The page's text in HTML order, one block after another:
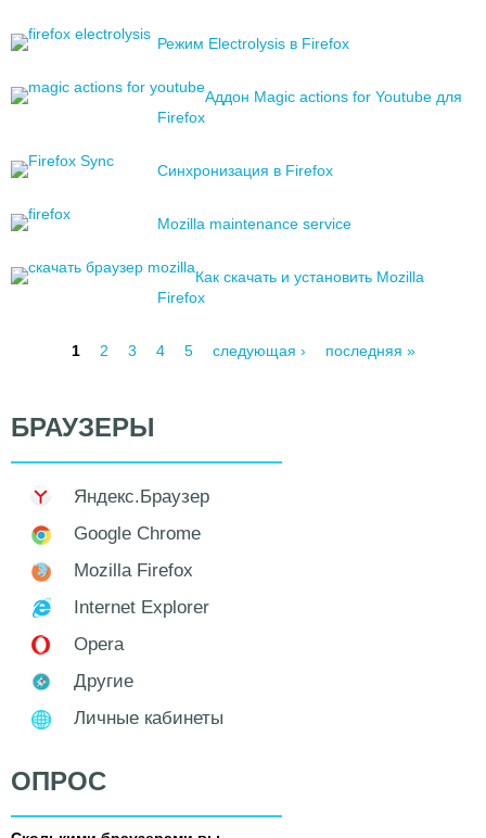
Режим Electrolysis в Firefox
Аддон Magic actions for Youtube для
Firefox
Синхронизация в Firefox
Mozilla maintenance service
Как скачать и установить Mozilla
Firefox
р
1 2 3 4 5 следующая › последняя »
БРАУЗЕРЫ
Яндекс.Браузер
Google Chrome
Mozilla Firefox
Internet Explorer
Opera
Другие
Личные кабинеты
ОПРОС